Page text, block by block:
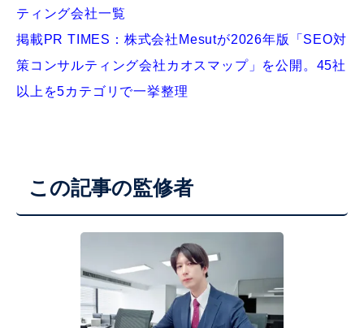
ティング会社一覧
掲載PR TIMES：株式会社Mesutが2026年版「SEO対
策コンサルティング会社カオスマップ」を公開。45社
以上を5カテゴリで一挙整理
この記事の監修者